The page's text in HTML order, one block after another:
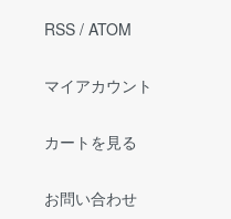
RSS / ATOM
マイアカウント
カートを見る
お問い合わせ